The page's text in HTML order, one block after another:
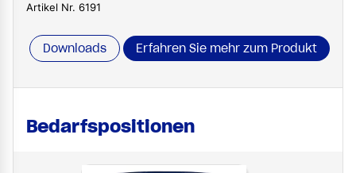
Artikel Nr. 6191
Downloads Erfahren Sie mehr zum Produkt
Bedarfspositionen